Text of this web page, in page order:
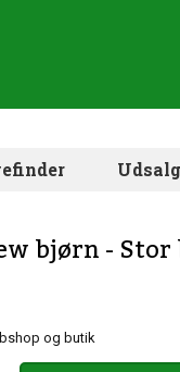
Udsalg
bjørn - Stor
og butik